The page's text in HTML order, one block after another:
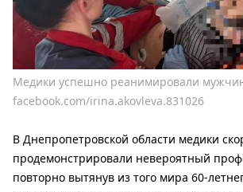
Медики успешно реанимировали
facebook.com/irina.akovleva.831026
В Днепропетровской области медики
продемонстрировали невероятный
повторно вытянув из того мира 60-